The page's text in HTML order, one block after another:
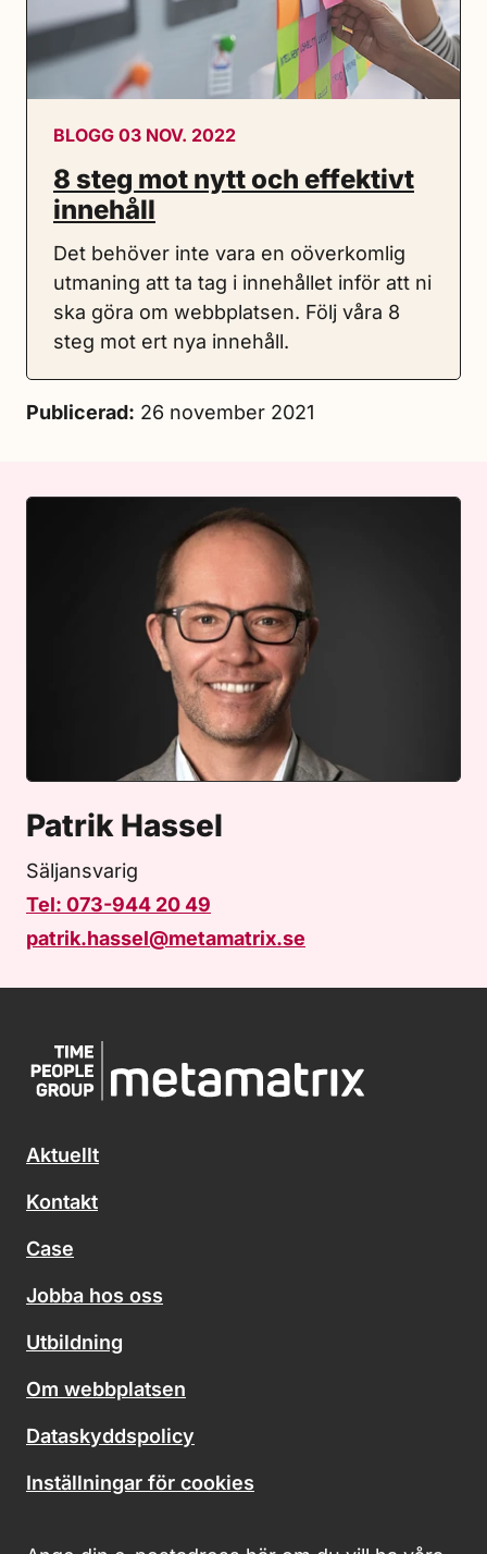
BLOGG 03 NOV. 2022
8 steg mot nytt och effektivt
innehåll
Det behöver inte vara en oöverkomlig
utmaning att ta tag i innehållet inför att ni
ska göra om webbplatsen. Följ våra 8
steg mot ert nya innehåll.
Publicerad: 26 november 2021
Patrik Hassel
Säljansvarig
Tel: 073-944 20 49
patrik.hassel@metamatrix.se
Aktuellt
Kontakt
Case
Jobba hos oss
Utbildning
Om webbplatsen
Dataskyddspolicy
Inställningar för cookies